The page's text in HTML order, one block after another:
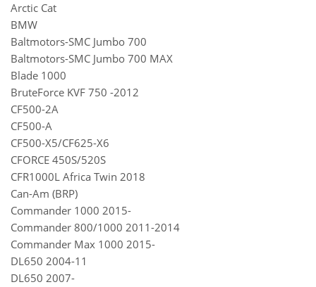
Arctic Cat
BMW
Baltmotors-SMC Jumbo 700
Baltmotors-SMC Jumbo 700 MAX
Blade 1000
BruteForce KVF 750 -2012
CF500-2А
CF500-А
CF500-Х5/CF625-Х6
CFORCE 450S/520S
CFR1000L Africa Twin 2018
Can-Am (BRP)
Commander 1000 2015-
Commander 800/1000 2011-2014
Commander Max 1000 2015-
DL650 2004-11
DL650 2007-